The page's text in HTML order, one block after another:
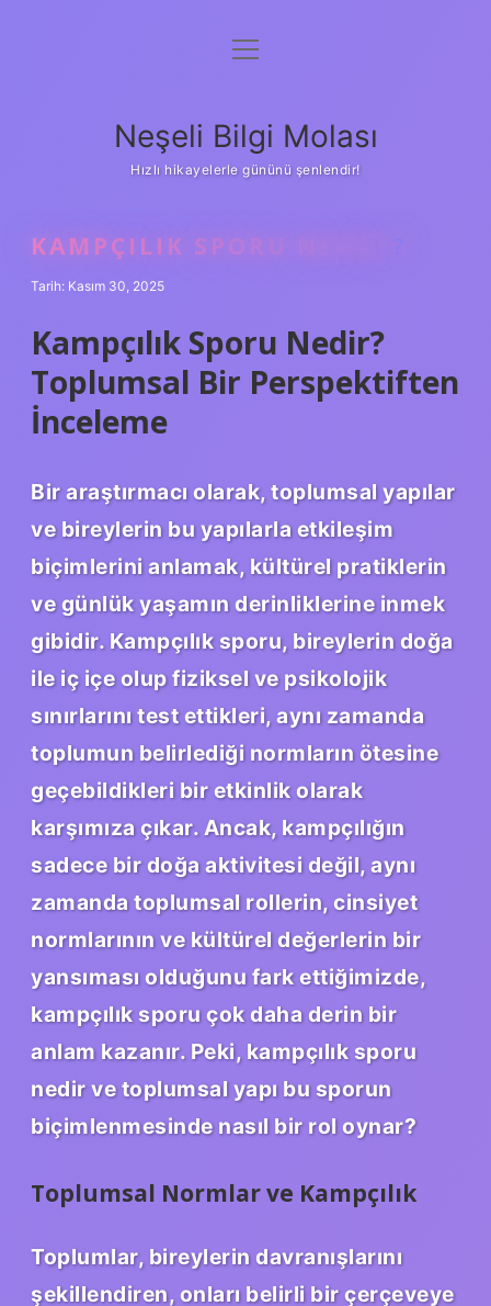
Anasayfa
Yasal Uyarı
menüyü
Neşeli Bilgi Molası
Hızlı hikayelerle gününü şenlendir!
KAMPÇILIK SPORU NEDIR ?
Tarih: Kasım 30, 2025
Kampçılık Sporu Nedir?
Toplumsal Bir Perspektiften
İnceleme
Bir araştırmacı olarak, toplumsal yapılar
ve bireylerin bu yapılarla etkileşim
biçimlerini anlamak, kültürel pratiklerin
ve günlük yaşamın derinliklerine inmek
gibidir. Kampçılık sporu, bireylerin doğa
ile iç içe olup fiziksel ve psikolojik
sınırlarını test ettikleri, aynı zamanda
toplumun belirlediği normların ötesine
geçebildikleri bir etkinlik olarak
karşımıza çıkar. Ancak, kampçılığın
sadece bir doğa aktivitesi değil, aynı
zamanda toplumsal rollerin, cinsiyet
normlarının ve kültürel değerlerin bir
yansıması olduğunu fark ettiğimizde,
kampçılık sporu çok daha derin bir
anlam kazanır. Peki, kampçılık sporu
nedir ve toplumsal yapı bu sporun
biçimlenmesinde nasıl bir rol oynar?
Toplumsal Normlar ve Kampçılık
Toplumlar, bireylerin davranışlarını
şekillendiren, onları belirli bir çerçeveye